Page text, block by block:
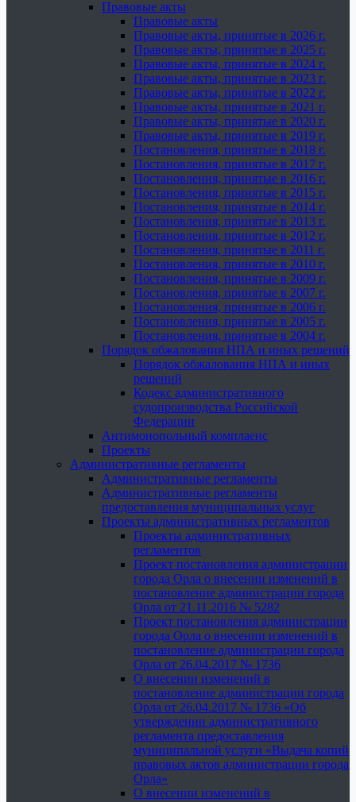
Правовые акты
Правовые акты
Правовые акты, принятые в 2026 г.
Правовые акты, принятые в 2025 г.
Правовые акты, принятые в 2024 г.
Правовые акты, принятые в 2023 г.
Правовые акты, принятые в 2022 г.
Правовые акты, принятые в 2021 г.
Правовые акты, принятые в 2020 г.
Правовые акты, принятые в 2019 г.
Постановления, принятые в 2018 г.
Постановления, принятые в 2017 г.
Постановления, принятые в 2016 г.
Постановления, принятые в 2015 г.
Постановления, принятые в 2014 г.
Постановления, принятые в 2013 г.
Постановления, принятые в 2012 г.
Постановления, принятые в 2011 г.
Постановления, принятые в 2010 г.
Постановления, принятые в 2009 г.
Постановления, принятые в 2007 г.
Постановления, принятые в 2006 г.
Постановления, принятые в 2005 г.
Постановления, принятые в 2004 г.
Порядок обжалования НПА и иных решений
Порядок обжалования НПА и иных
решений
Кодекс административного
судопроизводства Российской
Федерации
Антимонопольный комплаенс
Проекты
Административные регламенты
Административные регламенты
Административные регламенты
предоставления муниципальных услуг
Проекты административных регламентов
Проекты административных
регламентов
Проект постановления администрации
города Орла о внесении изменений в
постановление администрации города
Орла от 21.11.2016 № 5282
Проект постановления администрации
города Орла о внесении изменений в
постановление администрации города
Орла от 26.04.2017 № 1736
О внесении изменений в
постановление администрации города
Орла от 26.04.2017 № 1736 «Об
утверждении административного
регламента предоставления
муниципальной услуги «Выдача копий
правовых актов администрации города
Орла»
О внесении изменений в